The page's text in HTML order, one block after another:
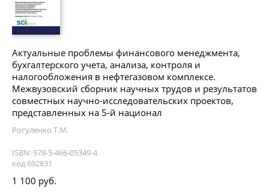
Актуальные проблемы финансового менеджмента,
бухгалтерского учета, анализа, контроля и
налогообложения в нефтегазовом комплексе.
Межвузовский сборник научных трудов и результатов
совместных научно-исследовательских проектов,
представленных на 5-й национал
Рогуленко Т.М.
ISBN: 978-5-466-05349-4
код 692831
1 100 руб.